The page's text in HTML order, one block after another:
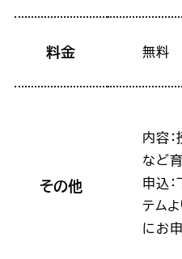
料金 無料
その他
内容
など
申込
テム
にお